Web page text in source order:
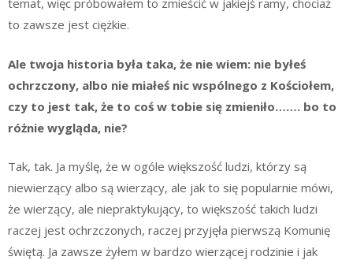
temat, więc próbowałem to zmieścić w jakiejś ramy, chociaż
to zawsze jest ciężkie.
Ale twoja historia była taka, że nie wiem: nie byłeś
ochrzczony, albo nie miałeś nic wspólnego z Kościołem,
czy to jest tak, że to coś w tobie się zmieniło……. bo to
różnie wygląda, nie?
Tak, tak. Ja myślę, że w ogóle większość ludzi, którzy są
niewierzący albo są wierzący, ale jak to się popularnie mówi,
że wierzący, ale niepraktykujący, to większość takich ludzi
raczej jest ochrzczonych, raczej przyjęła pierwszą Komunię
świętą. Ja zawsze żyłem w bardzo wierzącej rodzinie i jak